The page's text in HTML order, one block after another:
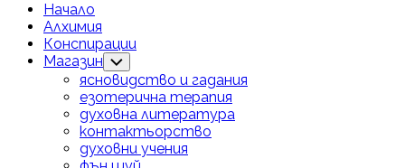
Начало
Алхимия
Конспирации
Магазин Toggle
Child
Menu
ясновидство и гадания
езотерична терапия
духовна литература
контактьорство
духовни учения